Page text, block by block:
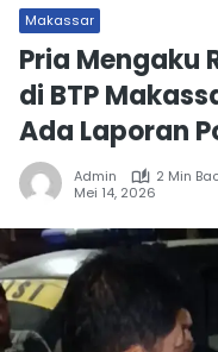
Makassar
Pria Mengaku
di BTP
Ada Laporan
Admin
2 Min
Mei 14, 2026